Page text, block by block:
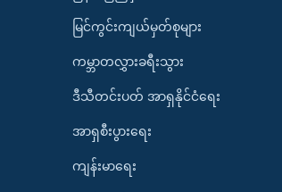
မြင်ကွင်းကျယ်မှတ်စုများ
ကမ္ဘာတလွှားခရီးသွား
ဒီသီတင်းပတ် အာရှနိုင်ငံရေး
အာရှစီးပွားရေး
ကျန်းမာရေး